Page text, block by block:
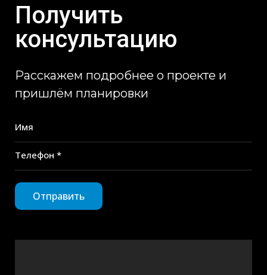
Получить
консультацию
Расскажем подробнее о проекте и
пришлём планировки
Имя
Телефон *
Отправить